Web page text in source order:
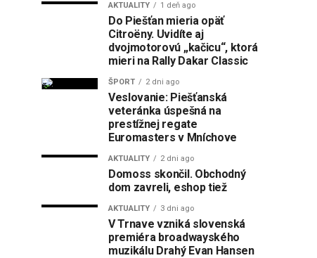
AKTUALITY 1 deň ago
Do Piešťan mieria opäť
Citroëny. Uvidíte aj
dvojmotorovú „kačicu“, ktorá
mieri na Rally Dakar Classic
ŠPORT 2 dni ago
Veslovanie: Piešťanská
veteránka úspešná na
prestížnej regate
Euromasters v Mníchove
AKTUALITY 2 dni ago
Domoss skončil. Obchodný
dom zavreli, eshop tiež
AKTUALITY 3 dni ago
V Trnave vzniká slovenská
premiéra broadwayského
muzikálu Drahý Evan Hansen